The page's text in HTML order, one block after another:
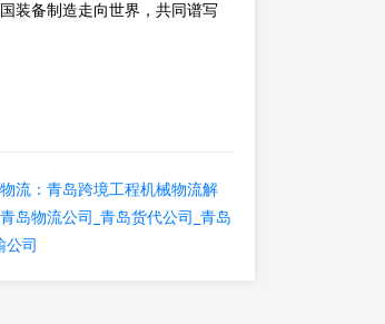
装备制造走向世界，共同谱写
流：青岛跨境工程机械物流解
岛物流公司_青岛货代公司_青岛
公司